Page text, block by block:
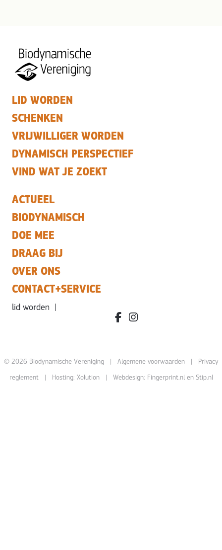
LID WORDEN
SCHENKEN
VRIJWILLIGER WORDEN
DYNAMISCH PERSPECTIEF
VIND WAT JE ZOEKT
ACTUEEL
BIODYNAMISCH
DOE MEE
DRAAG BIJ
OVER ONS
CONTACT+SERVICE
lid worden
facebook.com/bdvereniging/
instagram.com/
© 2026 Biodynamische Vereniging | Algemene voorwaarden| Privacy
reglement| Hosting: Xolution| Webdesign: Fingerprint.nlen Stip.nl